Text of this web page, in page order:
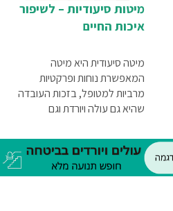
מיטות סיעודיות – לשיפור
איכות החיים
מיטה סיעודית היא מיטה
המאפשרת נוחות ופרקטיות
מרביות למטופל, בזכות העובדה
שהיא גם עולה ויורדת וגם
למגוון מצבי ישיבה ושכיבה